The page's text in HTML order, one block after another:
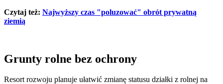
Czytaj też: Najwyższy czas "poluzować" obrót prywatną
ziemią
Grunty rolne bez ochrony
Resort rozwoju planuje ułatwić zmianę statusu działki z rolnej na